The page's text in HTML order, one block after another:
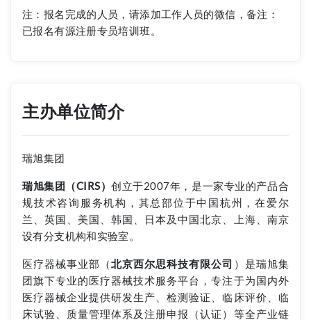
注：报名完成的人员，请添加工作人员的微信，备注：
已报名有源注册专员培训班。
主办单位简介
瑞旭集团
瑞旭集团（CIRS）创立于2007年，是一家专业的产品合
规技术咨询服务机构，其总部位于中国杭州，在爱尔
兰、英国、美国、韩国、日本及中国北京、上海、南京
设有分支机构和实验室。
医疗器械事业部（北京西尔思科技有限公司 ）是瑞旭集
团旗下专业的医疗器械技术服务平台，专注于为国内外
医疗器械企业提供研发生产、检测验证、临床评价、临
床试验、质量管理体系及注册申报（认证）等全产业链